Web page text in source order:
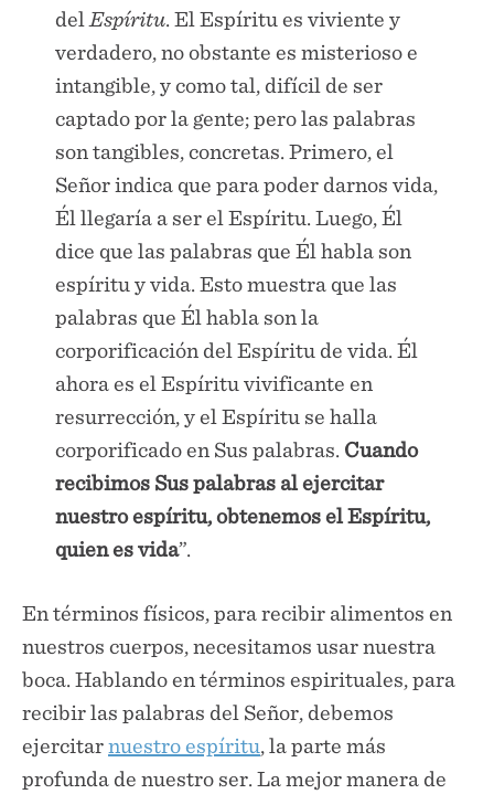
del Espíritu. El Espíritu es viviente y
verdadero, no obstante es misterioso e
intangible, y como tal, difícil de ser
captado por la gente; pero las palabras
son tangibles, concretas. Primero, el
Señor indica que para poder darnos vida,
Él llegaría a ser el Espíritu. Luego, Él
dice que las palabras que Él habla son
espíritu y vida. Esto muestra que las
palabras que Él habla son la
corporificación del Espíritu de vida. Él
ahora es el Espíritu vivificante en
resurrección, y el Espíritu se halla
corporificado en Sus palabras. Cuando
recibimos Sus palabras al ejercitar
nuestro espíritu, obtenemos el Espíritu,
quien es vida”.
En términos físicos, para recibir alimentos en
nuestros cuerpos, necesitamos usar nuestra
boca. Hablando en términos espirituales, para
recibir las palabras del Señor, debemos
ejercitarnuestro espíritu, la parte más
profunda de nuestro ser. La mejor manera de